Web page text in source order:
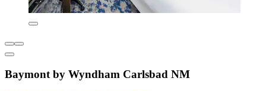
Baymont by Wyndham Carlsbad NM